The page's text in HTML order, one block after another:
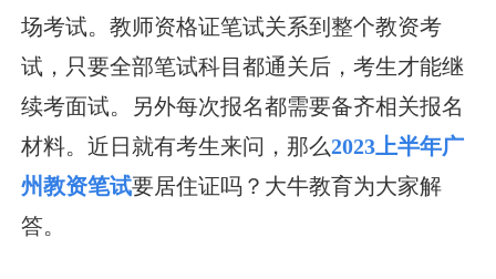
场考试。教师资格证笔试关系到整个教资考
试，只要全部笔试科目都通关后，考生才能继
续考面试。另外每次报名都需要备齐相关报名
材料。近日就有考生来问，那么2023上半年广
州教资笔试要居住证吗？大牛教育为大家解
答。